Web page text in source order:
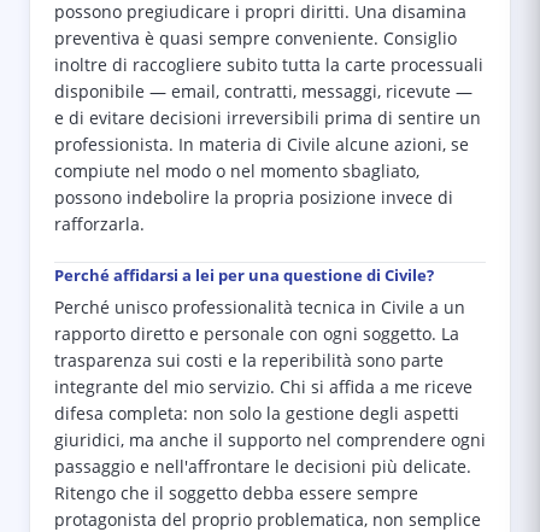
possono pregiudicare i propri diritti. Una disamina
preventiva è quasi sempre conveniente. Consiglio
inoltre di raccogliere subito tutta la carte processuali
disponibile — email, contratti, messaggi, ricevute —
e di evitare decisioni irreversibili prima di sentire un
professionista. In materia di Civile alcune azioni, se
compiute nel modo o nel momento sbagliato,
possono indebolire la propria posizione invece di
rafforzarla.
Perché affidarsi a lei per una questione di Civile?
Perché unisco professionalità tecnica in Civile a un
rapporto diretto e personale con ogni soggetto. La
trasparenza sui costi e la reperibilità sono parte
integrante del mio servizio. Chi si affida a me riceve
difesa completa: non solo la gestione degli aspetti
giuridici, ma anche il supporto nel comprendere ogni
passaggio e nell'affrontare le decisioni più delicate.
Ritengo che il soggetto debba essere sempre
protagonista del proprio problematica, non semplice